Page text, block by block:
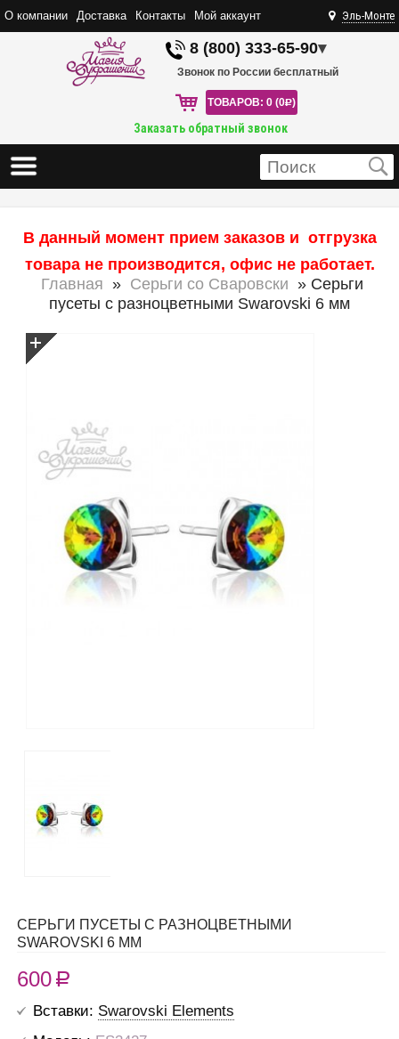
О компании Доставка Контакты Мой аккаунт Эль-Монте
8 (800) 333-65-90▾
Звонок по России бесплатный
ТОВАРОВ: 0 (0R)
Заказать обратный звонок
В данный момент прием заказов и отгрузка
товара не производится, офис не работает.
Главная » Серьги со Сваровски » Серьги
пусеты с разноцветными Swarovski 6 мм
СЕРЬГИ ПУСЕТЫ С РАЗНОЦВЕТНЫМИ
SWAROVSKI 6 ММ
600R
Вставки: Swarovski Elements